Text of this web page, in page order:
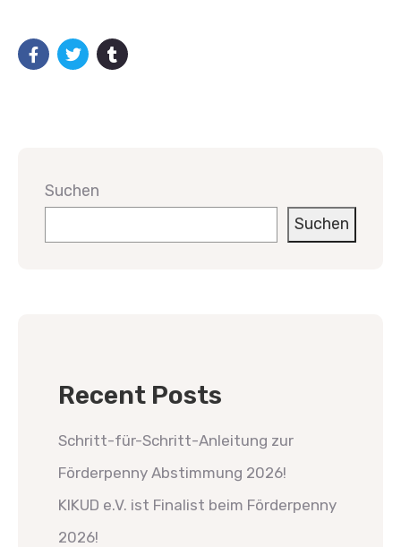
Suchen
Suchen
Recent Posts
Schritt-für-Schritt-Anleitung zur
Förderpenny Abstimmung 2026!
KIKUD e.V. ist Finalist beim Förderpenny
2026!